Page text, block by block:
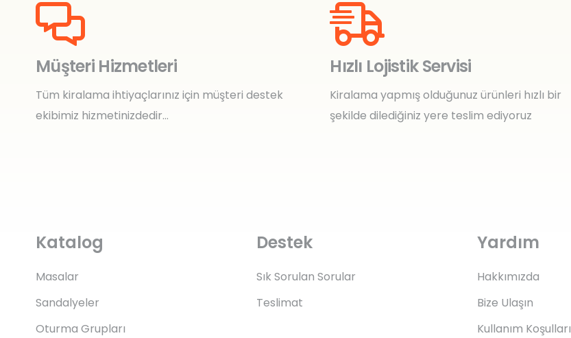
Müşteri Hizmetleri
Tüm kiralama ihtiyaçlarınız için müşteri destek
ekibimiz hizmetinizdedir…
Hızlı Lojistik Servisi
Kiralama yapmış olduğunuz ürünleri hızlı bir
şekilde dilediğiniz yere teslim ediyoruz
Katalog
Masalar
Sandalyeler
Oturma Grupları
Destek
Sık Sorulan Sorular
Teslimat
Yardım
Hakkımızda
Bize Ulaşın
Kullanım Koşulları